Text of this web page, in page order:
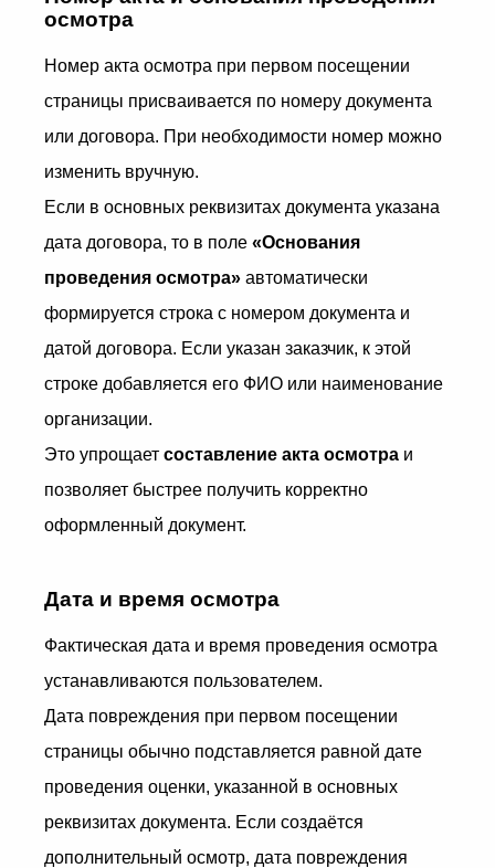
осмотра
Номер акта осмотра при первом посещении
страницы присваивается по номеру документа
или договора. При необходимости номер можно
изменить вручную.
Если в основных реквизитах документа указана
дата договора, то в поле «Основания
проведения осмотра» автоматически
формируется строка с номером документа и
датой договора. Если указан заказчик, к этой
строке добавляется его ФИО или наименование
организации.
Это упрощает составление акта осмотра и
позволяет быстрее получить корректно
оформленный документ.
Дата и время осмотра
Фактическая дата и время проведения осмотра
устанавливаются пользователем.
Дата повреждения при первом посещении
страницы обычно подставляется равной дате
проведения оценки, указанной в основных
реквизитах документа. Если создаётся
дополнительный осмотр, дата повреждения